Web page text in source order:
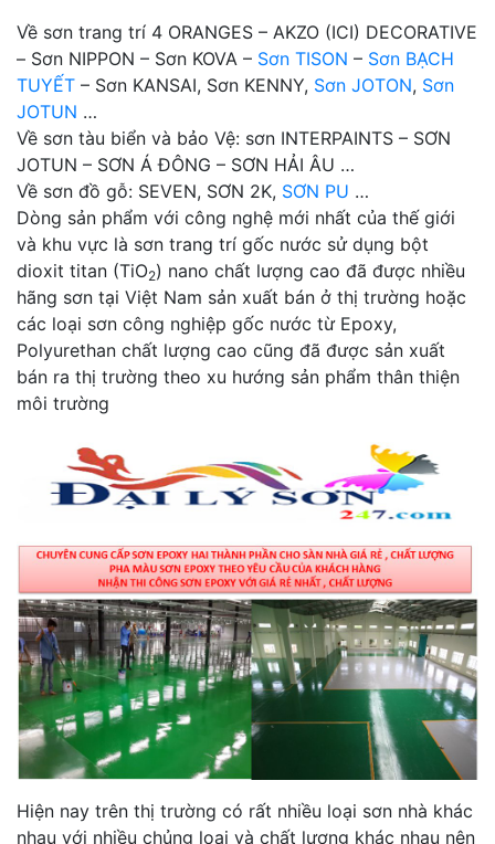
Về sơn trang trí 4 ORANGES – AKZO (ICI) DECORATIVE
– Sơn NIPPON – Sơn KOVA – Sơn TISON – Sơn BẠCH
TUYẾT – Sơn KANSAI, Sơn KENNY, Sơn JOTON, Sơn
JOTUN …
Về sơn tàu biển và bảo Vệ: sơn INTERPAINTS – SƠN
JOTUN – SƠN Á ĐÔNG – SƠN HẢI ÂU …
Về sơn đồ gỗ: SEVEN, SƠN 2K, SƠN PU …
Dòng sản phẩm với công nghệ mới nhất của thế giới
và khu vực là sơn trang trí gốc nước sử dụng bột
dioxit titan (TiO2) nano chất lượng cao đã được nhiều
hãng sơn tại Việt Nam sản xuất bán ở thị trường hoặc
các loại sơn công nghiệp gốc nước từ Epoxy,
Polyurethan chất lượng cao cũng đã được sản xuất
bán ra thị trường theo xu hướng sản phẩm thân thiện
môi trường
Hiện nay trên thị trường có rất nhiều loại sơn nhà khác
nhau với nhiều chủng loại và chất lượng khác nhau nên